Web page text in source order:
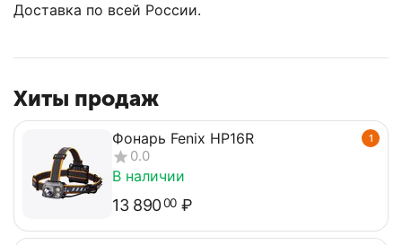
Доставка по всей России.
Хиты продаж
1
Фонарь Fenix HP16R
0.0
В наличии
13 89000 ₽